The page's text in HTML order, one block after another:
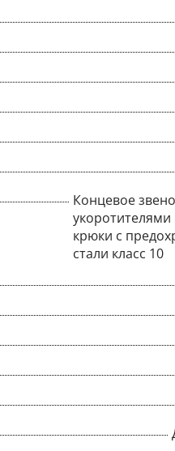
Концевое
укоротителями
крюки с
стали класс 10